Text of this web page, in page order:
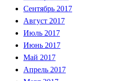
Сентябрь 2017
Август 2017
Июль 2017
Июнь 2017
Май 2017
Апрель 2017